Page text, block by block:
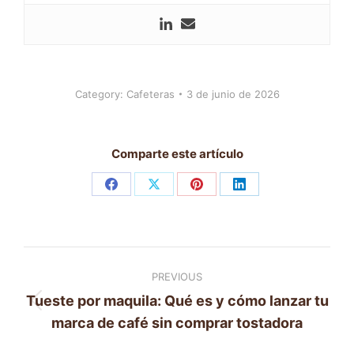
Category: Cafeteras 3 de junio de 2026
Comparte este artículo
Share Share Share Share
navigation
PREVIOUS
Previous
post:
Tueste por maquila: Qué es y cómo lanzar tu
marca de café sin comprar tostadora